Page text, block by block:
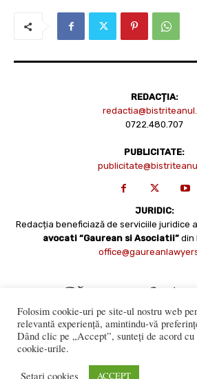
REDACȚIA:
0722.480.707
PUBLICITATE:
JURIDIC:
Redacția beneficiază de serviciile juridice
avocati “Gaurean si Asociatii” din
numai cu acordul expres al
Folosim cookie-uri pe site-ul nostru web
relevantă experiență, amintindu-vă
Dând clic pe „Accept”, sunteți de acord
cookie-urile.
Setari cookies ACCEPT